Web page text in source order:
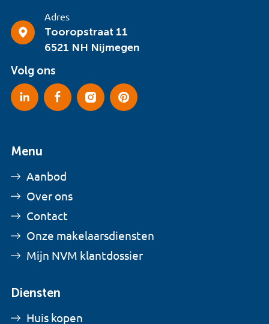
Adres
Tooropstraat 11
6521 NH Nijmegen
Volg ons
Menu
Aanbod
Over ons
Contact
Onze makelaarsdiensten
Mijn NVM klantdossier
Diensten
Huis kopen